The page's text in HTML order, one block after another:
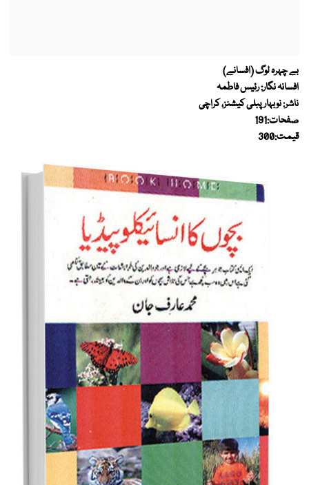
بے چہرہ لوگ (افسانے)
افسانہ نگار: رئیس فاطمہ
ناشر: نوبہار پبلی کیشنز، کراچی
صفحات:191
قیمت:300